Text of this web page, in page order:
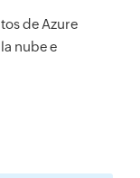
de Azure
nube e